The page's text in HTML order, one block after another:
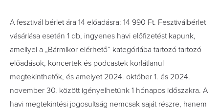
A fesztivál bérlet ára 14 előadásra: 14 990 Ft. Fesztiválbérlet
vásárlása esetén 1 db, ingyenes havi előfizetést kapunk,
amellyel a „Bármikor elérhető” kategóriába tartozó tartozó
előadások, koncertek és podcastek korlátlanul
megtekinthetők, és amelyet 2024. október 1. és 2024.
november 30. között igényelhetünk 1 hónapos időszakra. A
havi megtekintési jogosultság nemcsak saját részre, hanem